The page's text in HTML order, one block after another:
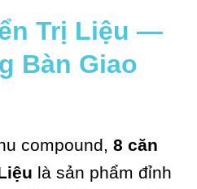
Trị Liệu —
Bàn Giao
compound, 8 căn
là sản phẩm đỉnh